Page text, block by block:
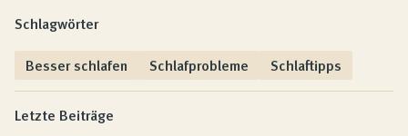
Schlagwörter
Besser schlafen
Schlafprobleme Schlaftipps
Letzte Beiträge